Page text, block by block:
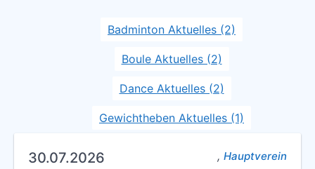
Badminton Aktuelles (2)
Boule Aktuelles (2)
Dance Aktuelles (2)
Gewichtheben Aktuelles (1)
, Hauptverein
30.07.2026